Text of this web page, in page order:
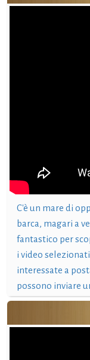
C'è un mare di
barca, magari a
fantastico per
i video
interessate a
possono inviare